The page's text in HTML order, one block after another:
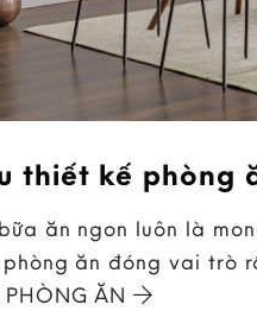
thiết kế phòng
ăn ngon luôn là
ăn đóng vai trò
PHÒNG ĂN